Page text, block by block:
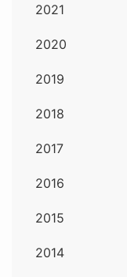
2021
2020
2019
2018
2017
2016
2015
2014